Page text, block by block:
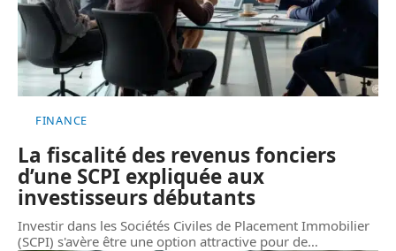
FINANCE
La fiscalité des revenus fonciers
d’une SCPI expliquée aux
investisseurs débutants
Investir dans les Sociétés Civiles de Placement Immobilier
(SCPI) s'avère être une option attractive pour de…